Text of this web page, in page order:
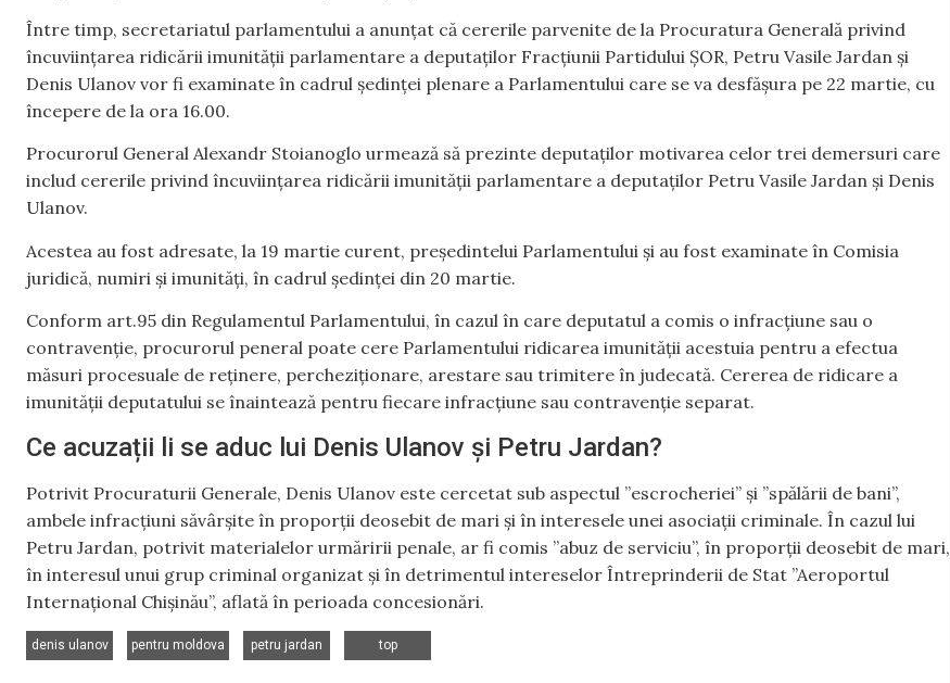
Între timp, secretariatul parlamentului a anunțat că cererile parvenite de la Procuratura Generală privind
încuviințarea ridicării imunității parlamentare a deputaților Fracțiunii Partidului ȘOR, Petru Vasile Jardan și
Denis Ulanov vor fi examinate în cadrul ședinței plenare a Parlamentului care se va desfășura pe 22 martie, cu
începere de la ora 16.00.
Procurorul General Alexandr Stoianoglo urmează să prezinte deputaților motivarea celor trei demersuri care
includ cererile privind încuviințarea ridicării imunității parlamentare a deputaților Petru Vasile Jardan și Denis
Ulanov.
Acestea au fost adresate, la 19 martie curent, președintelui Parlamentului și au fost examinate în Comisia
juridică, numiri şi imunităţi, în cadrul ședinței din 20 martie.
Conform art.95 din Regulamentul Parlamentului, în cazul în care deputatul a comis o infracţiune sau o
contravenţie, procurorul peneral poate cere Parlamentului ridicarea imunităţii acestuia pentru a efectua
măsuri procesuale de reţinere, percheziţionare, arestare sau trimitere în judecată. Cererea de ridicare a
imunităţii deputatului se înaintează pentru fiecare infracţiune sau contravenţie separat.
Ce acuzații li se aduc lui Denis Ulanov și Petru Jardan?
Potrivit Procuraturii Generale, Denis Ulanov este cercetat sub aspectul ”escrocheriei” și ”spălării de bani”,
ambele infracțiuni săvârșite în proporții deosebit de mari și în interesele unei asociații criminale. În cazul lui
Petru Jardan, potrivit materialelor urmăririi penale, ar fi comis ”abuz de serviciu”, în proporții deosebit de mari,
în interesul unui grup criminal organizat și în detrimentul intereselor Întreprinderii de Stat ”Aeroportul
Internațional Chișinău”, aflată în perioada concesionări.
denis ulanov
pentru moldova
petru jardan
top